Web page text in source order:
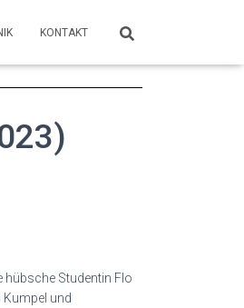
KONTAKT
hübsche Studentin Flo
Kumpel und